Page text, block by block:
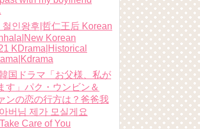
철인왕후|哲仁王后 Korean
Korean
KDrama|Historical
国ドラマ「お父様、私が
す」パク・ウンビン＆
ンの恋の行方は？爸爸我
버님 제가 모실게요
Care of You